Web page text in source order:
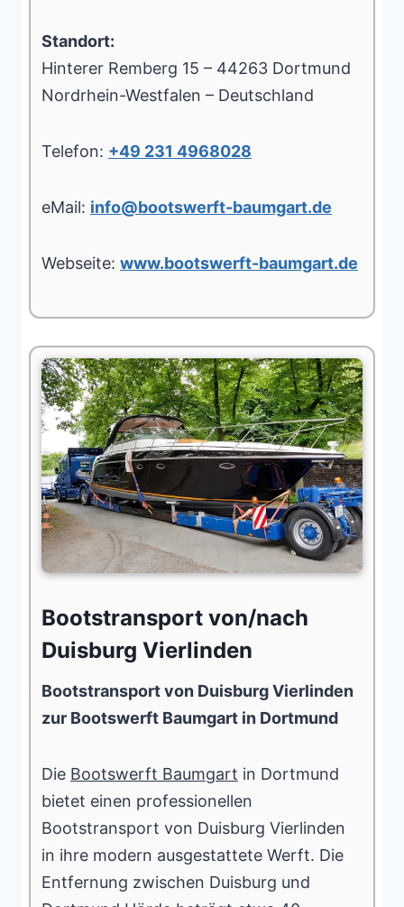
Standort:
Hinterer Remberg 15 – 44263 Dortmund
Nordrhein-Westfalen – Deutschland
Telefon: +49 231 4968028
eMail: info@bootswerft-baumgart.de
Webseite: www.bootswerft-baumgart.de
Bootstransport von/nach
Duisburg Vierlinden
Bootstransport von Duisburg Vierlinden
zur Bootswerft Baumgart in Dortmund
Die Bootswerft Baumgart in Dortmund
bietet einen professionellen
Bootstransport von Duisburg Vierlinden
in ihre modern ausgestattete Werft. Die
Entfernung zwischen Duisburg und